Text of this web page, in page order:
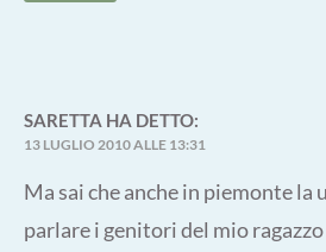
SARETTA HA DETTO:
13 LUGLIO 2010 ALLE 13:31
Ma sai che anche in piemonte la
parlare i genitori del mio